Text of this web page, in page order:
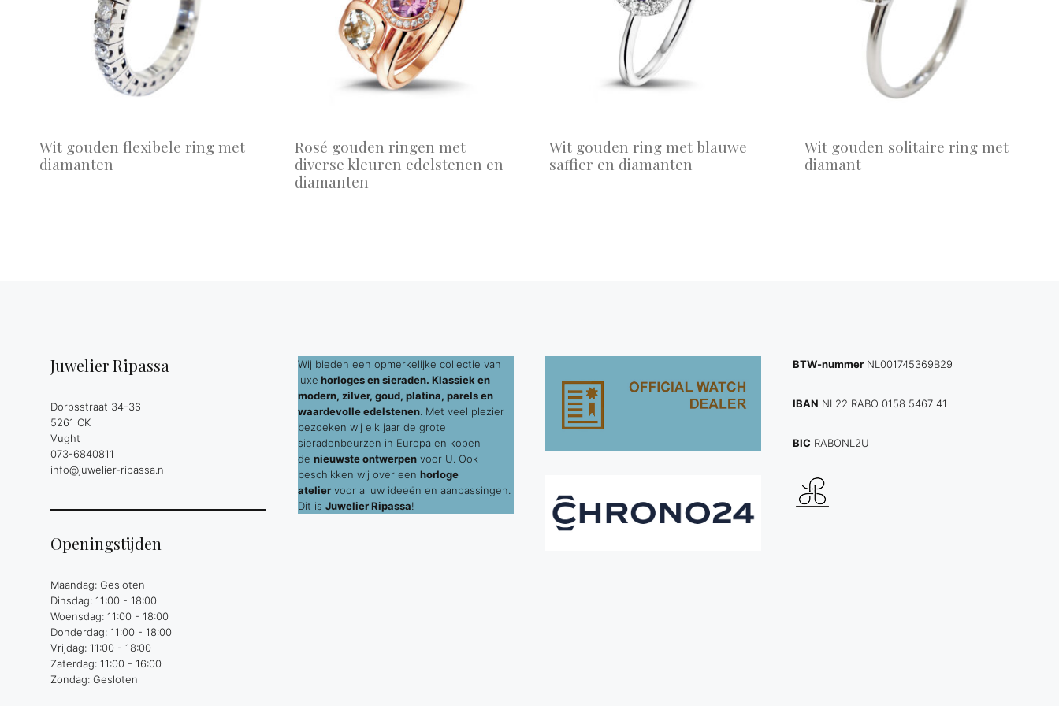
Wit gouden flexibele ring met
diamanten
Rosé gouden ringen met
diverse kleuren edelstenen en
diamanten
Wit gouden ring met blauwe
saffier en diamanten
Wit gouden solitaire ring met
diamant
Juwelier Ripassa
Dorpsstraat 34-36
5261 CK
Vught
073-6840811
info@juwelier-ripassa.nl
Openingstijden
Maandag: Gesloten
Dinsdag: 11:00 - 18:00
Woensdag: 11:00 - 18:00
Donderdag: 11:00 - 18:00
Vrijdag: 11:00 - 18:00
Zaterdag: 11:00 - 16:00
Zondag: Gesloten
Wij bieden een opmerkelijke collectie van
luxe horloges en sieraden. Klassiek en
modern, zilver, goud, platina, parels en
waardevolle edelstenen. Met veel plezier
bezoeken wij elk jaar de grote
sieradenbeurzen in Europa en kopen
de nieuwste ontwerpen voor U. Ook
beschikken wij over een horloge
atelier voor al uw ideeën en aanpassingen.
Dit is Juwelier Ripassa!
BTW-nummer NL001745369B29
IBAN NL22 RABO 0158 5467 41
BIC RABONL2U